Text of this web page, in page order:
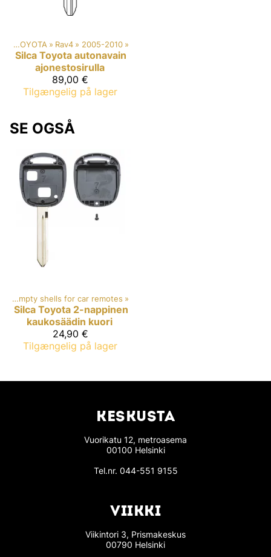
TOYOTA ‪» Rav4 ‪» 2005-2010 ‪»
Silca Toyota autonavain
ajonestosirulla
89,00 €
Tilgængelig på lager
SE OGSÅ
Empty shells for car remotes ‪»
Silca Toyota 2-nappinen
kaukosäädin kuori
24,90 €
Tilgængelig på lager
KESKUSTA
Vuorikatu 12, metroasema
00100 Helsinki
Tel.nr. 044-551 9155
VIIKKI
Viikintori 3, Prismakeskus
00790 Helsinki